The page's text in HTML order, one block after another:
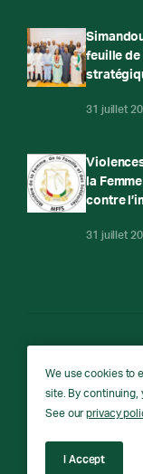
feuille
31 juillet
la
contre
31 juillet
RTG
RTG © Copyright 2026
We use cookies to
site. By continuing,
See ourprivacy
I Accept